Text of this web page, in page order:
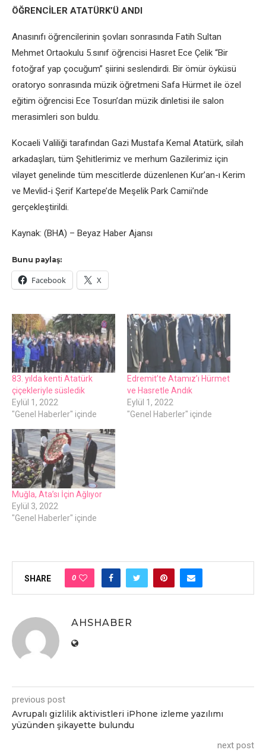
ÖĞRENCİLER ATATÜRK’Ü ANDI
Anasınıfı öğrencilerinin şovları sonrasında Fatih Sultan
Mehmet Ortaokulu 5.sınıf öğrencisi Hasret Ece Çelik “Bir
fotoğraf yap çocuğum” şiirini seslendirdi. Bir ömür öyküsü
oratoryo sonrasında müzik öğretmeni Safa Hürmet ile özel
eğitim öğrencisi Ece Tosun’dan müzik dinletisi ile salon
merasimleri son buldu.
Kocaeli Valiliği tarafından Gazi Mustafa Kemal Atatürk, silah
arkadaşları, tüm Şehitlerimiz ve merhum Gazilerimiz için
vilayet genelinde tüm mescitlerde düzenlenen Kur’an-ı Kerim
ve Mevlid-i Şerif Kartepe’de Meşelik Park Camii’nde
gerçekleştirildi.
Kaynak: (BHA) – Beyaz Haber Ajansı
Bunu paylaş:
Facebook X
83. yılda kenti Atatürk
çiçekleriyle süsledik
Eylül 1, 2022
"Genel Haberler" içinde
Edremit’te Atamız’ı Hürmet
ve Hasretle Andık
Eylül 1, 2022
"Genel Haberler" içinde
Muğla, Ata’sı İçin Ağlıyor
Eylül 3, 2022
"Genel Haberler" içinde
SHARE 0
AHSHABER
previous post
Avrupalı ​​gizlilik aktivistleri iPhone izleme yazılımı
yüzünden şikayette bulundu
next post